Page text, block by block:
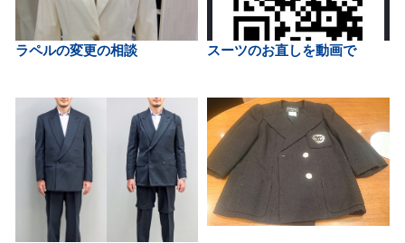
ラペルの変更の相談 スーツのお直しを動画で